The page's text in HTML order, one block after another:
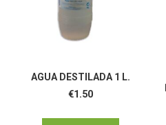
AGUA DESTILADA 1 L.
€1.50